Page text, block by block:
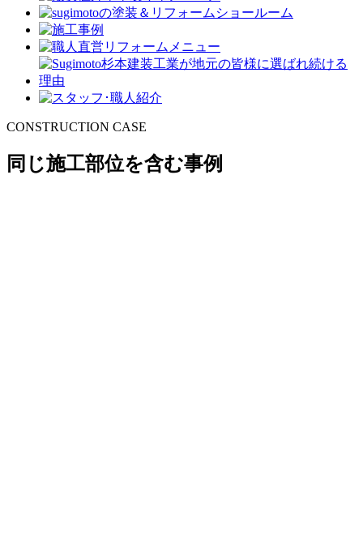
CONSTRUCTION CASE
同じ施工部位を含む事例